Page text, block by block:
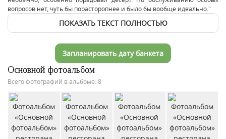
вопросов нет, чуть бы порасторопнее и было бы вообще идеально."
ПОКАЗАТЬ ТЕКСТ ПОЛНОСТЬЮ
Запланировать дату банкета
Основной фотоальбом
Всего фотографий в альбоме: 8